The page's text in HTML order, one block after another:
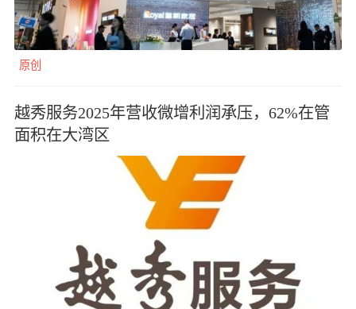
原创
越秀服务2025年营收微增利润承压，62%在管
面积在大湾区